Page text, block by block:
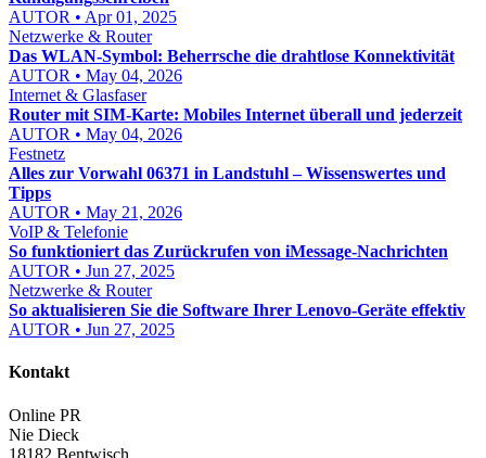
AUTOR • Apr 01, 2025
Netzwerke & Router
Das WLAN-Symbol: Beherrsche die drahtlose Konnektivität
AUTOR • May 04, 2026
Internet & Glasfaser
Router mit SIM-Karte: Mobiles Internet überall und jederzeit
AUTOR • May 04, 2026
Festnetz
Alles zur Vorwahl 06371 in Landstuhl – Wissenswertes und
Tipps
AUTOR • May 21, 2026
VoIP & Telefonie
So funktioniert das Zurückrufen von iMessage-Nachrichten
AUTOR • Jun 27, 2025
Netzwerke & Router
So aktualisieren Sie die Software Ihrer Lenovo-Geräte effektiv
AUTOR • Jun 27, 2025
Kontakt
Online PR
Nie Dieck
18182 Bentwisch